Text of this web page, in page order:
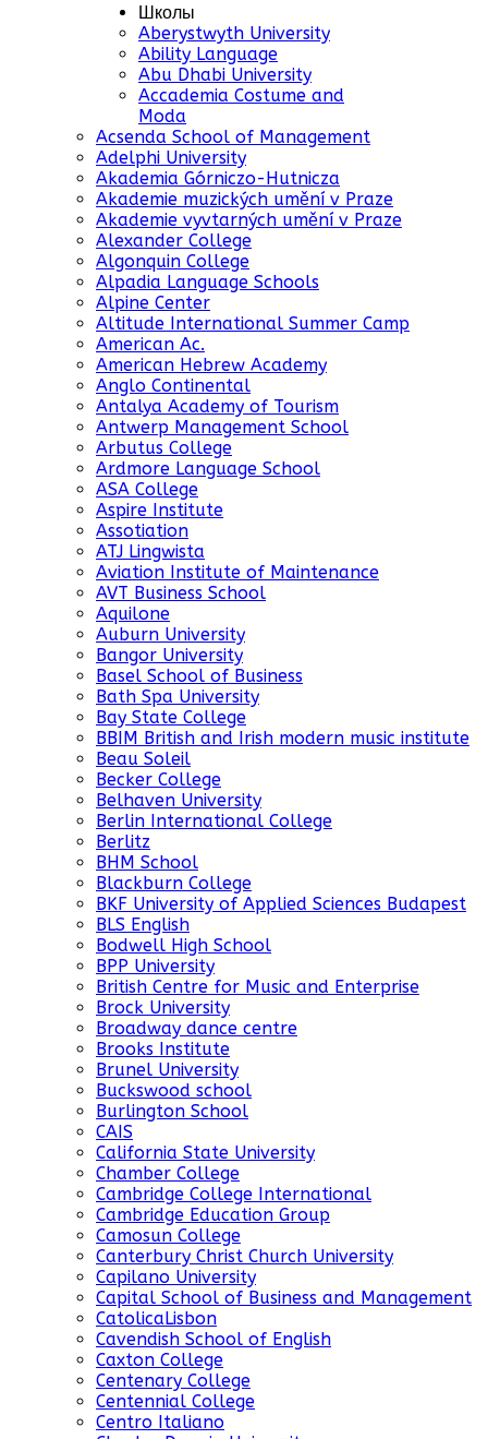
Школы
Aberystwyth University
Ability Language
Abu Dhabi University
Accademia Costume and
Moda
Acsenda School of Management
Adelphi University
Akademia Górniczo-Hutnicza
Akademie muzických umění v Praze
Akademie vyvtarných umění v Praze
Alexander College
Algonquin College
Alpadia Language Schools
Alpine Center
Altitude International Summer Camp
American Ac.
American Hebrew Academy
Anglo Continental
Antalya Academy of Tourism
Antwerp Management School
Arbutus College
Ardmore Language School
ASA College
Aspire Institute
Assotiation
ATJ Lingwista
Aviation Institute of Maintenance
AVT Business School
Aquilone
Auburn University
Bangor University
Basel School of Business
Bath Spa University
Bay State College
BBIM British and Irish modern music institute
Beau Soleil
Becker College
Belhaven University
Berlin International College
Berlitz
BHM School
Blackburn College
BKF University of Applied Sciences Budapest
BLS English
Bodwell High School
BPP University
British Centre for Music and Enterprise
Brock University
Broadway dance centre
Brooks Institute
Brunel University
Buckswood school
Burlington School
CAIS
California State University
Chamber College
Cambridge College International
Cambridge Education Group
Camosun College
Canterbury Christ Church University
Capilano University
Capital School of Business and Management
CatolicaLisbon
Cavendish School of English
Caxton College
Centenary College
Centennial College
Centro Italiano